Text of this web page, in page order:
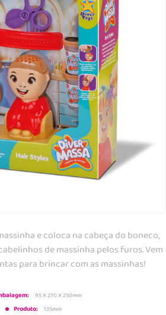
e coloca na cabeça do boneco,
de massinha pelos furos. Vem
para brincar com as massinhas!
95 X 270 X 250mm
Produto: 135mm